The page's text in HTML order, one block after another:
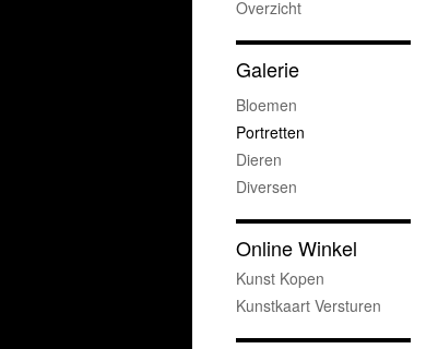
Overzicht
Galerie
Bloemen
Portretten
Dieren
Diversen
Online Winkel
Kunst Kopen
Kunstkaart Versturen